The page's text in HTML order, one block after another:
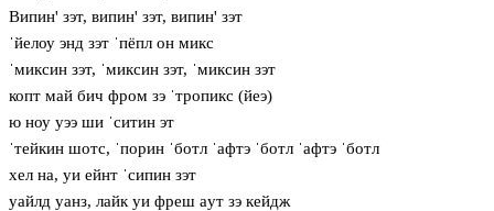
Випин' зэт, випин' зэт, випин' зэт
ˈйелоу энд зэт ˈпёпл он микс
ˈмиксин зэт, ˈмиксин зэт, ˈмиксин зэт
копт май бич фром зэ ˈтропикс (йеэ)
ю ноу уээ ши ˈситин эт
ˈтейкин шотс, ˈпорин ˈботл ˈафтэ ˈботл ˈафтэ ˈботл
хел на, уи ейнт ˈсипин зэт
уайлд уанз, лайк уи фреш aут зэ кейдж